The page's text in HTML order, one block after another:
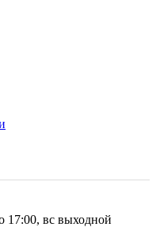
17:00, вс выходной